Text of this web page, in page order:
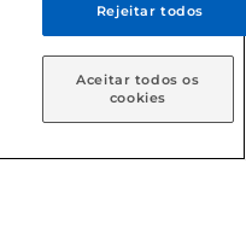
como deseja receber
Retire em Loja
os direitos
Rejeitar todos
Aceitar todos os
cookies